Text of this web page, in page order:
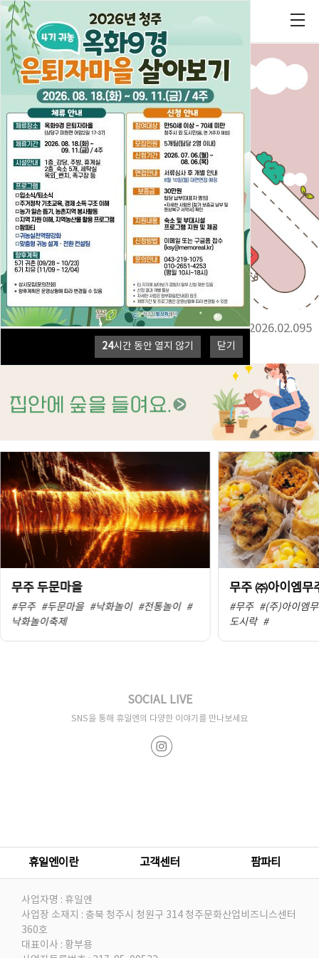
2026년 설연휴 고객센터 휴무 안내
2026.02.095
무주 두문마을
#무주 #두문마을 #낙화놀이 #전통놀이 #
낙화놀이축제
무주 ㈜아이엠무
#무주
#(주)아이엠
도시락
#
SOCIAL LIVE
SNS을 통해 휴일엔의 다양한 이야기를 만나보세요
휴일엔이란 고객센터 팜파티
사업자명 : 휴일엔
사업장 소재지 : 충북 청주시 청원구 314 청주문화산업비즈니스센터
360호
대표이사 : 황부용
24시간 동안 열지 않기 닫기